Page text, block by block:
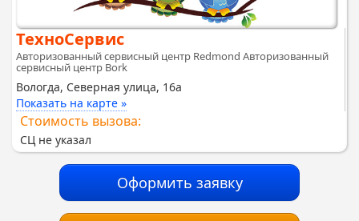
ТехноСервис
Авторизованный сервисный центр Redmond Авторизованный
сервисный центр Bork
Вологда, Северная улица, 16а
Показать на карте »
Стоимость вызова:
СЦ не указал
Оформить заявку